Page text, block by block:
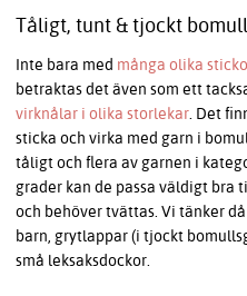
Tåligt, tunt & tjockt
Inte bara med många olika
betraktas det även som ett
virknålar i olika storlekar. Det
sticka och virka med garn i
tåligt och flera av garnen i
grader kan de passa väldigt bra
och behöver tvättas. Vi tänker
barn, grytlappar (i tjockt
små leksaksdockor.